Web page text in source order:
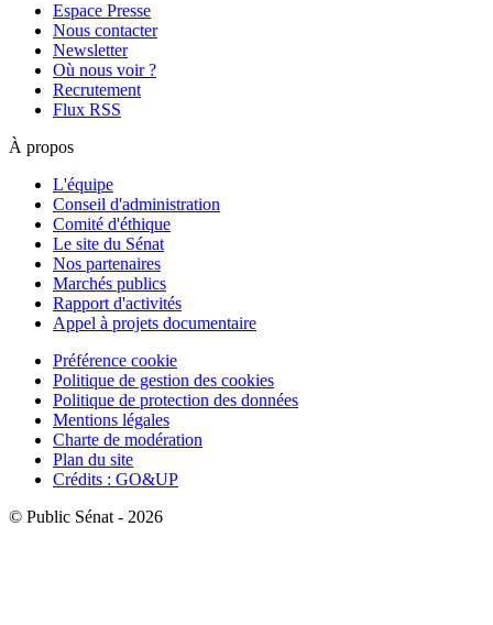
Espace Presse
Nous contacter
Newsletter
Où nous voir ?
Recrutement
Flux RSS
À propos
L'équipe
Conseil d'administration
Comité d'éthique
Le site du Sénat
Nos partenaires
Marchés publics
Rapport d'activités
Appel à projets documentaire
Préférence cookie
Politique de gestion des cookies
Politique de protection des données
Mentions légales
Charte de modération
Plan du site
Crédits : GO&UP
© Public Sénat - 2026